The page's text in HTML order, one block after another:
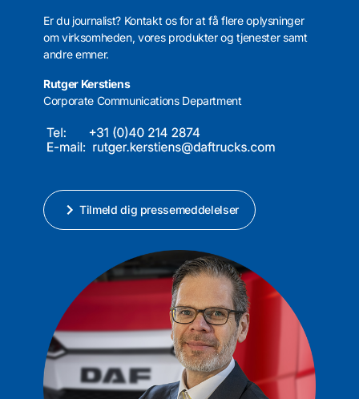
Er du journalist? Kontakt os for at få flere oplysninger
om virksomheden, vores produkter og tjenester samt
andre emner.
Rutger Kerstiens
Corporate Communications Department
Tilmeld dig pressemeddelelser